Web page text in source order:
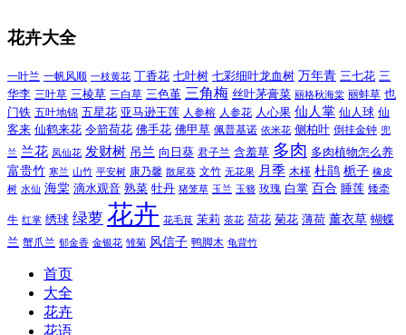
花卉大全
一叶兰 一帆风顺 一枝黄花 丁香花 七叶树 七彩细叶龙血树 万年青 三七花 三
华李 三叶草 三棱草 三白草 三色堇 三角梅 丝叶茅膏菜 丽格秋海棠 丽蚌草 也
门铁 五叶地锦 五星花 亚马逊王莲 人参榕 人参花 人心果 仙人掌 仙人球 仙
客来 仙鹤来花 令箭荷花 佛手花 佛甲草 佩普基诺 依米花 侧柏叶 倒挂金钟 兜
兰 兰花 凤仙花 发财树 吊兰 向日葵 君子兰 含羞草 多肉 多肉植物怎么养
富贵竹 寒兰 山竹 平安树 康乃馨 散尾葵 文竹 无花果 月季 木槿 杜鹃 栀子 橡皮
树 水仙 海棠 滴水观音 熟菜 牡丹 猪笼草 玉兰 玉簪 玫瑰 白掌 百合 睡莲 矮牵
牛 红掌 绣球 绿萝 花卉 花毛茛 茉莉 茶花 荷花 菊花 薄荷 薰衣草 蝴蝶
兰 蟹爪兰 郁金香 金银花 雏菊 风信子 鸭脚木 龟背竹
首页
大全
花卉
花语